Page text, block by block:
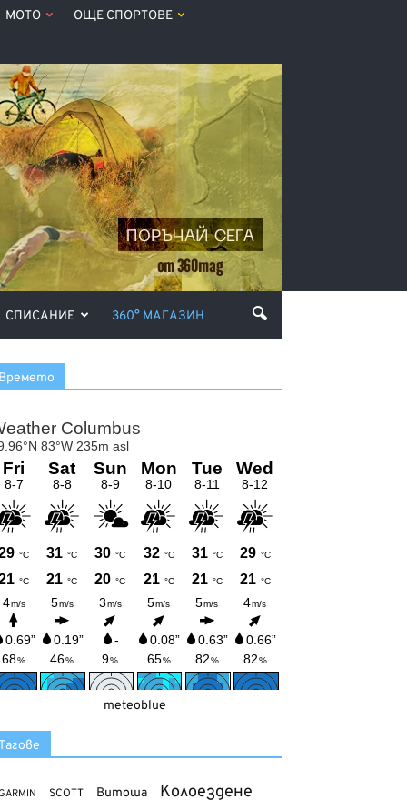
МОТО ОЩЕ СПОРТОВЕ
СПИСАНИЕ 360° МАГАЗИН
meteoblue
SCOTT Витоша Колоездене